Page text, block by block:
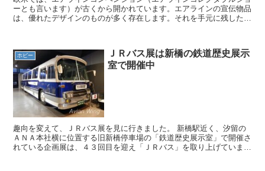
ーとも言います）が古くから開かれています。エアラインの宣伝物品
は、優れたデザインのものが多く存在します。それを手元に残したい
ホビー
ＪＲバス展は新橋の鉄道歴史展示
室で開催中
趣向を変えて、ＪＲバス展を見に行きました。 新橋駅近く、汐留の
ＡＮＡ本社横に位置する旧新橋停車場の「鉄道歴史展示室」で開催さ
れている企画展は、４３回目を迎え「ＪＲバス」を取り上げていま